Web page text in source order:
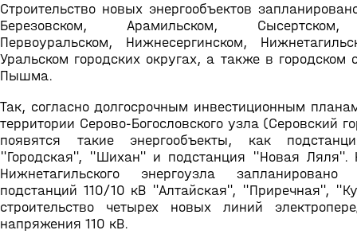
Строительство новых энергообъектов
Березовском, Арамильском, Сысертском,
Первоуральском, Нижнесергинском,
Уральском городских округах, а также в городском
Пышма.
Так, согласно долгосрочным инвестиционным
территории Серово-Богословского узла (Серовский
появятся такие энергообъекты, как
"Городская", "Шихан" и подстанция "Новая Ляля".
Нижнетагильского энергоузла запланировано
подстанций 110/10 кВ "Алтайская", "Приречная",
строительство четырех новых линий
напряжения 110 кВ.